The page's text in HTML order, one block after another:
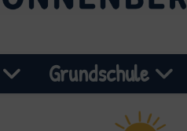
Grundschule